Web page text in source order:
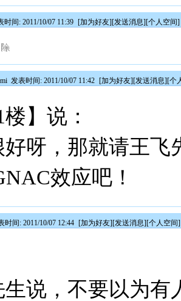
时间: 2011/10/07 11:39 [加为好友][发送消息][个人空间]
发表时间: 2011/10/07 11:42 [加为好友][发送消息][个
】说：
好呀，那就请王飞
效应吧！
时间: 2011/10/07 12:44 [加为好友][发送消息][个人空间]
生说，不要以为有